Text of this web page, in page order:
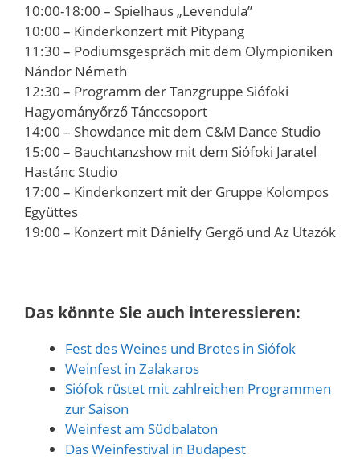
10:00-18:00 – Spielhaus „Levendula”
10:00 – Kinderkonzert mit Pitypang
11:30 – Podiumsgespräch mit dem Olympioniken
Nándor Németh
12:30 – Programm der Tanzgruppe Siófoki
Hagyományőrző Tánccsoport
14:00 – Showdance mit dem C&M Dance Studio
15:00 – Bauchtanzshow mit dem Siófoki Jaratel
Hastánc Studio
17:00 – Kinderkonzert mit der Gruppe Kolompos
Együttes
19:00 – Konzert mit Dánielfy Gergő und Az Utazók
Das könnte Sie auch interessieren:
Fest des Weines und Brotes in Siófok
Weinfest in Zalakaros
Siófok rüstet mit zahlreichen Programmen
zur Saison
Weinfest am Südbalaton
Das Weinfestival in Budapest